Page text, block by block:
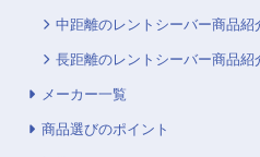
中距離のレントシーバー商品紹
長距離のレントシーバー商品紹
メーカー一覧
商品選びのポイント